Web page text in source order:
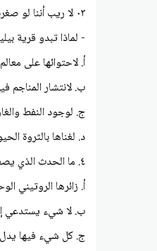
۰۳ لا ريب أننا لو صغرنا الصورة لرأينا أن قريتنا قد تظهر أغنى قرية في العالم ....
- لماذا تبدو قرية
أ. لاحتوائها على
ب. لانتشار المناجم
ج. لوجود النفط
د. لغناها بالثروة
٤. ما الحدث الذي يصف مشكلة المدرسة التي كان الكاتب يتعلم فيها :
أ. زائرها الروتيني
ب. لا شيء يستدعي
ج. كل شيء فيها يدل